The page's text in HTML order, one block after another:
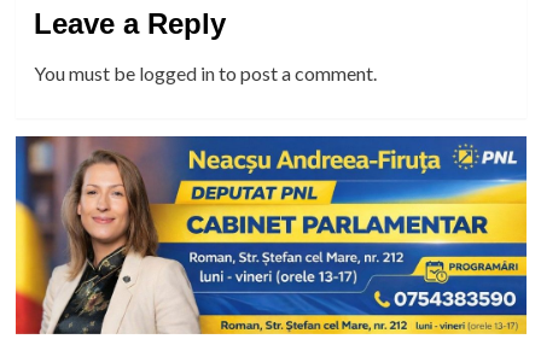
Leave a Reply
You must be logged into post a comment.